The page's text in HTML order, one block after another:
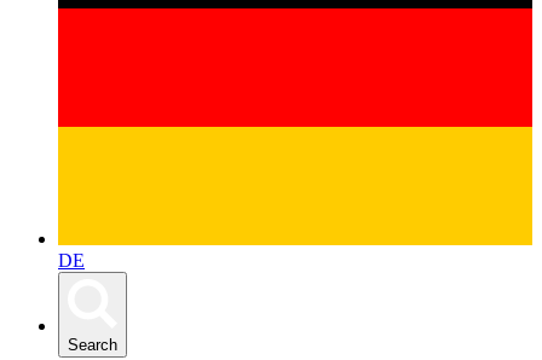
DE
Search